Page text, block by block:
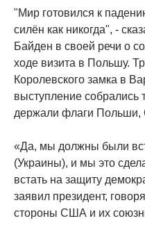
"Мир готовился к
силён как никогда", -
Байден в своей речи о
ходе визита в Польшу.
Королевского замка в
выступление
держали флаги
«Да, мы должны были
(Украины), и мы это
встать на защиту
заявил президент,
стороны США и их